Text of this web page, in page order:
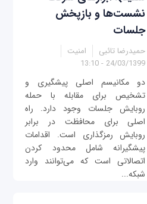
نشست‌ها و بازپخش
جلسات
حمیدرضا تائبی
امنیت
24/03/1399 - 13:10
دو مکانیسم اصلی پیشگیری و
تشخیص برای مقابله با حمله
روبایش جلسات وجود دارد. راه
اصلی برای محافظت در برابر
روبایش رمزگذاری است. اقدامات
پیشگیرانه شامل محدود کردن
اتصالاتی است که می‌توانند وارد
شبکه...